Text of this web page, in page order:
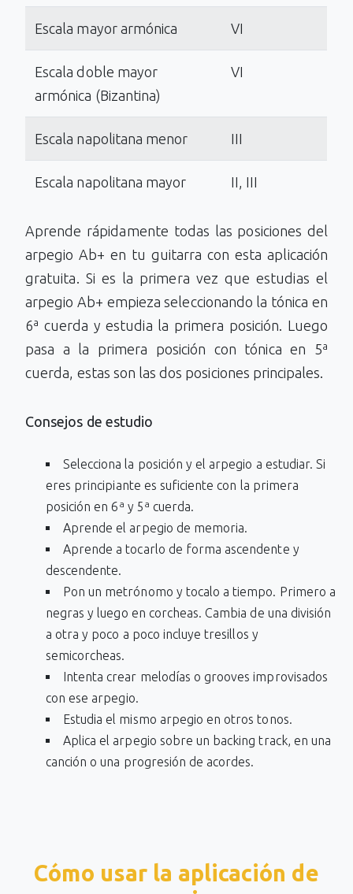
Escala mayor armónica VI
Escala doble mayor
armónica (Bizantina)
VI
Escala napolitana menor III
Escala napolitana mayor II, III
Aprende rápidamente todas las posiciones del
arpegio Ab+ en tu guitarra con esta aplicación
gratuita. Si es la primera vez que estudias el
arpegio Ab+ empieza seleccionando la tónica en
6ª cuerda y estudia la primera posición. Luego
pasa a la primera posición con tónica en 5ª
cuerda, estas son las dos posiciones principales.
Consejos de estudio
Selecciona la posición y el arpegio a estudiar. Si
eres principiante es suficiente con la primera
posición en 6ª y 5ª cuerda.
Aprende el arpegio de memoria.
Aprende a tocarlo de forma ascendente y
descendente.
Pon un metrónomo y tocalo a tiempo. Primero a
negras y luego en corcheas. Cambia de una división
a otra y poco a poco incluye tresillos y
semicorcheas.
Intenta crear melodías o grooves improvisados
con ese arpegio.
Estudia el mismo arpegio en otros tonos.
Aplica el arpegio sobre un backing track, en una
canción o una progresión de acordes.
Cómo usar la aplicación de